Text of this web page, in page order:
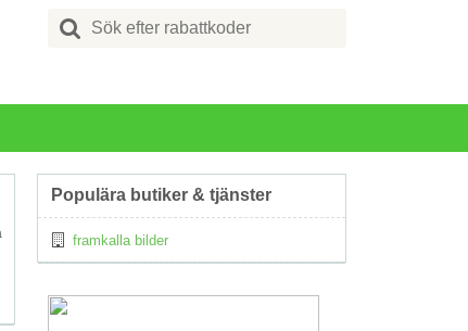
Search
for:
Populära butiker & tjänster
framkalla bilder